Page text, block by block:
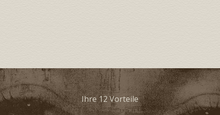
Ihre 12 Vorteile